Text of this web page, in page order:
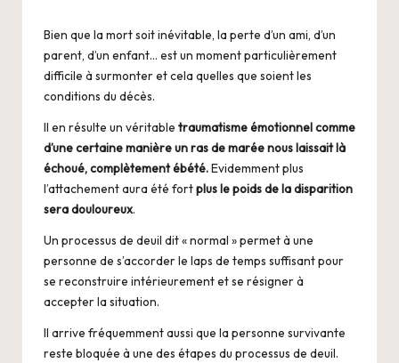
Bien que la mort soit inévitable, la perte d’un ami, d’un
parent, d’un enfant… est un moment particulièrement
difficile à surmonter et cela quelles que soient les
conditions du décès.
Il en résulte un véritable traumatisme émotionnel comme
d’une certaine manière un ras de marée nous laissait là
échoué, complètement ébété.Evidemment plus
l’attachement aura été fortplus le poids de la disparition
sera douloureux.
Un processus de deuil dit « normal » permet à une
personne de s’accorder le laps de temps suffisant pour
se reconstruire intérieurement et se résigner à
accepter la situation.
Il arrive fréquemment aussi que la personne survivante
reste bloquée à une des étapes du processus de deuil.